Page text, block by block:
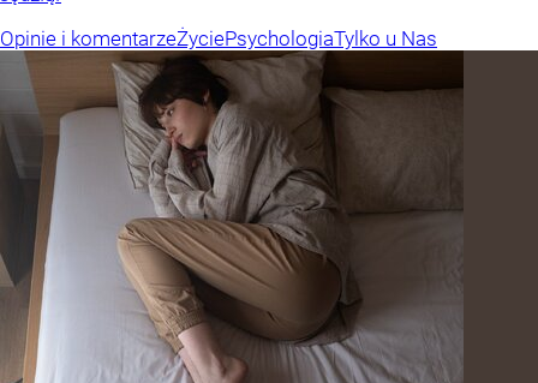
Opinie i komentarzeŻyciePsychologiaTylko u Nas